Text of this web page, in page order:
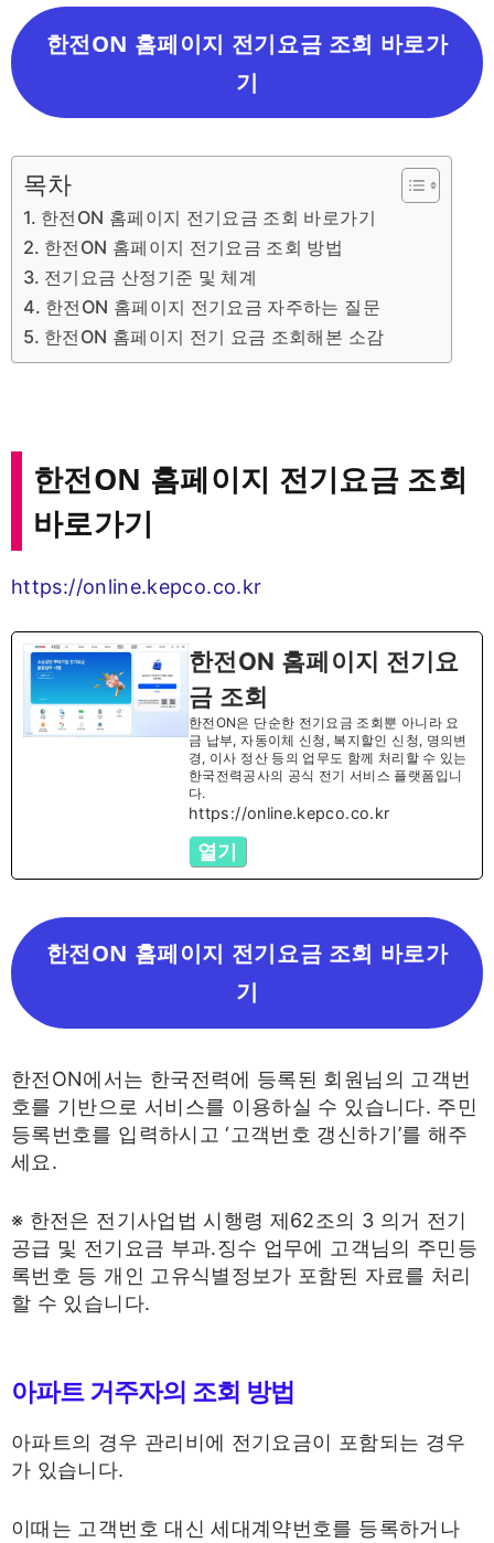
한전ON 홈페이지 전기요금 조회 바로가
기
목차
한전ON 홈페이지 전기요금 조회 바로가기
한전ON 홈페이지 전기요금 조회 방법
전기요금 산정기준 및 체계
한전ON 홈페이지 전기요금 자주하는 질문
한전ON 홈페이지 전기 요금 조회해본 소감
한전ON 홈페이지 전기요금 조회
바로가기
https://online.kepco.co.kr
한전ON 홈페이지 전기요
금 조회
한전ON은 단순한 전기요금 조회뿐 아니라 요
금 납부, 자동이체 신청, 복지할인 신청, 명의변
경, 이사 정산 등의 업무도 함께 처리할 수 있는
한국전력공사의 공식 전기 서비스 플랫폼입니
다.
https://online.kepco.co.kr
열기
한전ON 홈페이지 전기요금 조회 바로가
기
한전ON에서는 한국전력에 등록된 회원님의 고객번
호를 기반으로 서비스를 이용하실 수 있습니다. 주민
등록번호를 입력하시고 ‘고객번호 갱신하기’를 해주
세요.
※ 한전은 전기사업법 시행령 제62조의 3 의거 전기
공급 및 전기요금 부과․징수 업무에 고객님의 주민등
록번호 등 개인 고유식별정보가 포함된 자료를 처리
할 수 있습니다.
아파트 거주자의 조회 방법
아파트의 경우 관리비에 전기요금이 포함되는 경우
가 있습니다.
이때는 고객번호 대신 세대계약번호를 등록하거나